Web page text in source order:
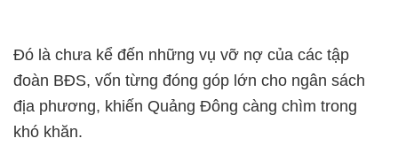
Đó là chưa kể đến những vụ vỡ nợ của các tập
đoàn BĐS, vốn từng đóng góp lớn cho ngân sách
địa phương, khiến Quảng Đông càng chìm trong
khó khăn.